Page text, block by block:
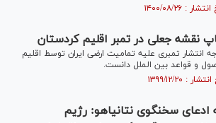
نقشه جعلی در تمبر اقلیم کردستان
انتشار تمبری علیه تمامیت ارضی ایران توسط اقلیم
و قواعد بین الملل دانست.
ادعای سخنگوی نتانیاهو: رژیم